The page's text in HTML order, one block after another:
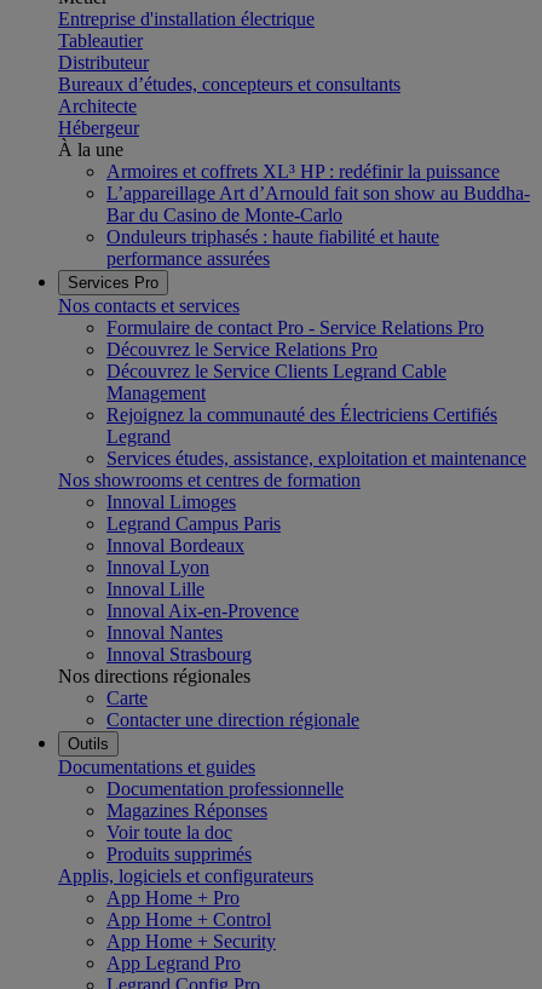
Entreprise d'installation électrique
Tableautier
Distributeur
Bureaux d’études, concepteurs et consultants
Architecte
Hébergeur
À la une
Armoires et coffrets XL³ HP : redéfinir la puissance
L’appareillage Art d’Arnould fait son show au Buddha-
Bar du Casino de Monte-Carlo
Onduleurs triphasés : haute fiabilité et haute
performance assurées
Services Pro
Nos contacts et services
Formulaire de contact Pro - Service Relations Pro
Découvrez le Service Relations Pro
Découvrez le Service Clients Legrand Cable
Management
Rejoignez la communauté des Électriciens Certifiés
Legrand
Services études, assistance, exploitation et maintenance
Nos showrooms et centres de formation
Innoval Limoges
Legrand Campus Paris
Innoval Bordeaux
Innoval Lyon
Innoval Lille
Innoval Aix-en-Provence
Innoval Nantes
Innoval Strasbourg
Nos directions régionales
Carte
Contacter une direction régionale
Outils
Documentations et guides
Documentation professionnelle
Magazines Réponses
Voir toute la doc
Produits supprimés
Applis, logiciels et configurateurs
App Home + Pro
App Home + Control
App Home + Security
App Legrand Pro
Legrand Config Pro